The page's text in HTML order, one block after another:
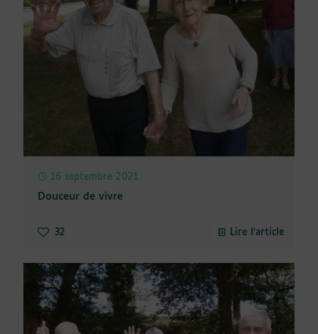
16 septembre 2021
Douceur de vivre
32 Lire l'article